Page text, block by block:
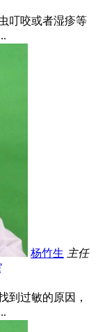
叮咬或者湿疹等
杨竹生 主任
到过敏的原因，